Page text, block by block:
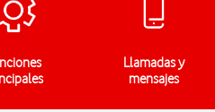
Llamadas y
mensajes